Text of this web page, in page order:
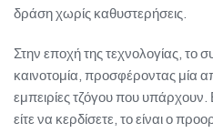
δράση χωρίς καθυστερήσεις.
Στην εποχή της τεχνολογίας, το
καινοτομία, προσφέροντας μία
εμπειρίες τζόγου που υπάρχουν.
είτε να κερδίσετε, το είναι ο